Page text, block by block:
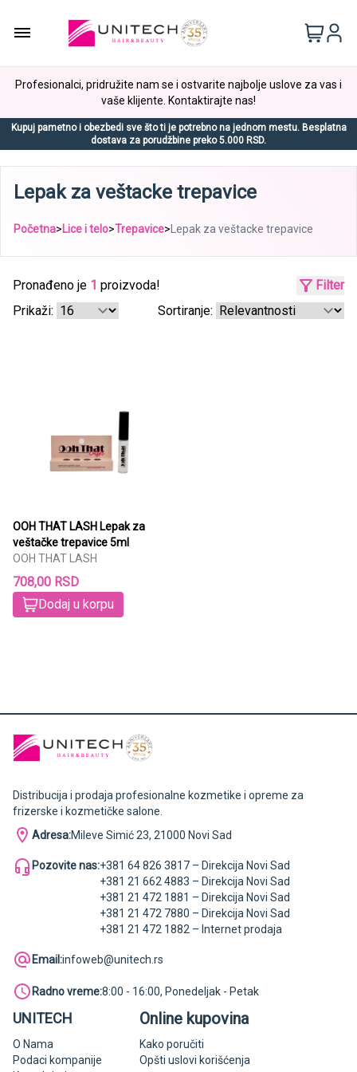
Profesionalci, pridružite nam se i ostvarite najbolje uslove za vas i
vaše klijente. Kontaktirajte nas!
Kupuj pametno i obezbedi sve što ti je potrebno na jednom mestu. Besplatna
dostava za porudžbine preko 5.000 RSD.
Lepak za veštacke trepavice
Početna>Lice i telo>Trepavice> Lepak za veštacke trepavice
Pronađeno je 1 proizvoda!
Filter
Prikaži:
Sortiranje:
OOH THAT LASH Lepak za
veštačke trepavice 5ml
OOH THAT LASH
708,00 RSD
Dodaj u korpu
Distribucija i prodaja profesionalne kozmetike i opreme za
frizerske i kozmetičke salone.
Adresa:Mileve Simić 23, 21000 Novi Sad
Pozovite nas:+381 64 826 3817 – Direkcija Novi Sad
+381 21 662 4883 – Direkcija Novi Sad
+381 21 472 1881 – Direkcija Novi Sad
+381 21 472 7880 – Direkcija Novi Sad
+381 21 472 1882 – Internet prodaja
Email:infoweb@unitech.rs
Radno vreme:8:00 - 16:00, Ponedeljak - Petak
UNITECH
O Nama
Podaci kompanije
Online kupovina
Kako poručiti
Opšti uslovi korišćenja